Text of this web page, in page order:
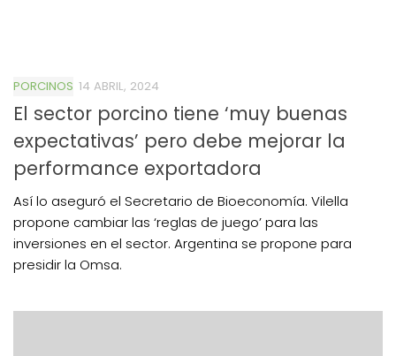
PORCINOS 14 ABRIL, 2024
El sector porcino tiene ‘muy buenas
expectativas’ pero debe mejorar la
performance exportadora
Así lo aseguró el Secretario de Bioeconomía. Vilella
propone cambiar las ‘reglas de juego’ para las
inversiones en el sector. Argentina se propone para
presidir la Omsa.